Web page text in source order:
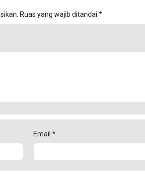
Ruas yang wajib ditandai *
Email *